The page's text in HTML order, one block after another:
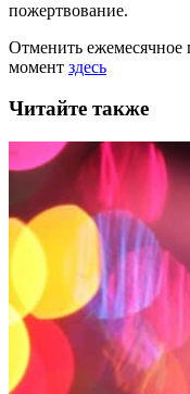
пожертвование.
Отменить
момент здесь
Читайте также